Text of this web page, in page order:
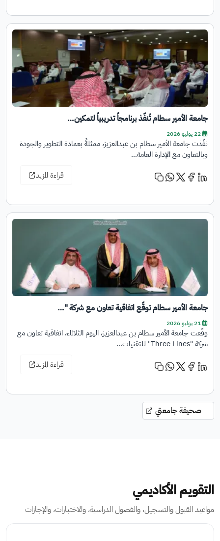
جامعة الأمير سطام تُنفّذ برنامجاً تدريبياً لتمكين…
22 يوليو 2026
نفّذت جامعة الأمير سطام بن عبدالعزيز، ممثلةً بعمادة التطوير والجودة
وبالتعاون مع الإدارة العامة…
قراءة المزيد
جامعة الأمير سطام توقّع اتفاقية تعاون مع شركة "…
21 يوليو 2026
وقّعت جامعة الأمير سطام بن عبدالعزيز، اليوم الثلاثاء، اتفاقية تعاون مع
شركة "Three Lines" للتقنيات…
قراءة المزيد
صحيفة جامعتي
التقويم الأكاديمي
مواعيد القبول والتسجيل، والفصول الدراسية، والاختبارات، والإجازات